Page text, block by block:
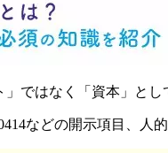
ではなく「資本」と
などの開示項目、人